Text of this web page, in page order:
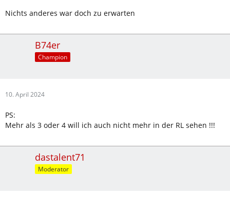
Nichts anderes war doch zu erwarten
B74er
Champion
10. April 2024
PS:
Mehr als 3 oder 4 will ich auch nicht mehr in der RL sehen !!!
dastalent71
Moderator